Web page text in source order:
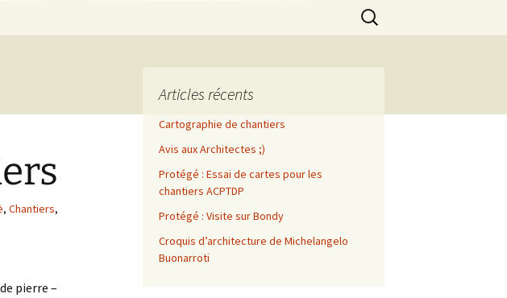
Rechercher :
, Chantiers,
pierre –
Articles récents
Cartographie de chantiers
Avis aux Architectes ;)
Protégé : Essai de cartes pour les
chantiers ACPTDP
Protégé : Visite sur Bondy
Croquis d’architecture de Michelangelo
Buonarroti